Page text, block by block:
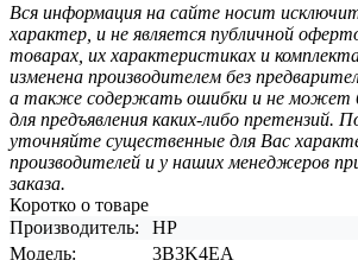
Вся информация на сайте носит
характер, и не является публичной
товарах, их характеристиках и
изменена производителем без
а также содержать ошибки и не может
для предъявления каких-либо претензий.
уточняйте существенные для Вас
производителей и у наших менеджеров
заказа.
Коротко о товаре
Производитель:
HP
Модель:
3B3K4EA